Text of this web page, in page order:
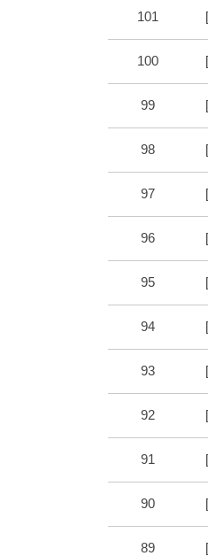
101
100
99
98
97
96
95
94
93
92
91
90
89